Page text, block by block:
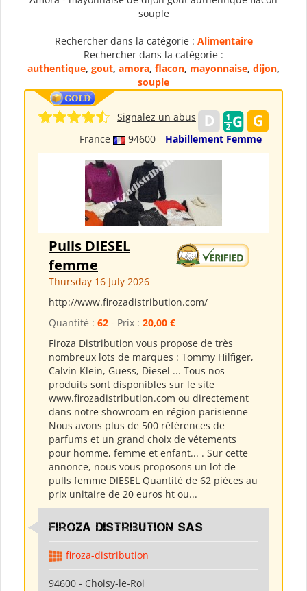
souple
Rechercher dans la catégorie : Alimentaire
Rechercher dans la catégorie :
authentique, gout, amora, flacon, mayonnaise, dijon,
souple
France 94600 Habillement Femme
Signalez un abus
Pulls DIESEL
femme
Thursday 16 July 2026
http://www.firozadistribution.com/
Quantité : 62 - Prix : 20,00 €
Firoza Distribution vous propose de très
nombreux lots de marques : Tommy Hilfiger,
Calvin Klein, Guess, Diesel ... Tous nos
produits sont disponibles sur le site
www.firozadistribution.com ou directement
dans notre showroom en région parisienne
Nous avons plus de 500 références de
parfums et un grand choix de vétements
pour homme, femme et enfant... . Sur cette
annonce, nous vous proposons un lot de
pulls femme DIESEL Quantité de 62 pièces au
prix unitaire de 20 euros ht ou...
Firoza Distribution SAS
firoza-distribution
94600 - Choisy-le-Roi